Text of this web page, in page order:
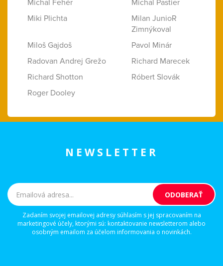
Michal Fehér
Michal Pastier
Miki Plichta
Milan JunioR
Zimnýkoval
Miloš Gajdoš
Pavol Minár
Radovan Andrej Grežo
Richard Marecek
Richard Shotton
Róbert Slovák
Roger Dooley
NEWSLETTER
Zadaním svojej emailovej adresy súhlasím s jej spracovaním na
marketingové účely, ktorými sú: kontaktovanie newsletterom alebo
osobným emailom za účelom informovania o novinkách.